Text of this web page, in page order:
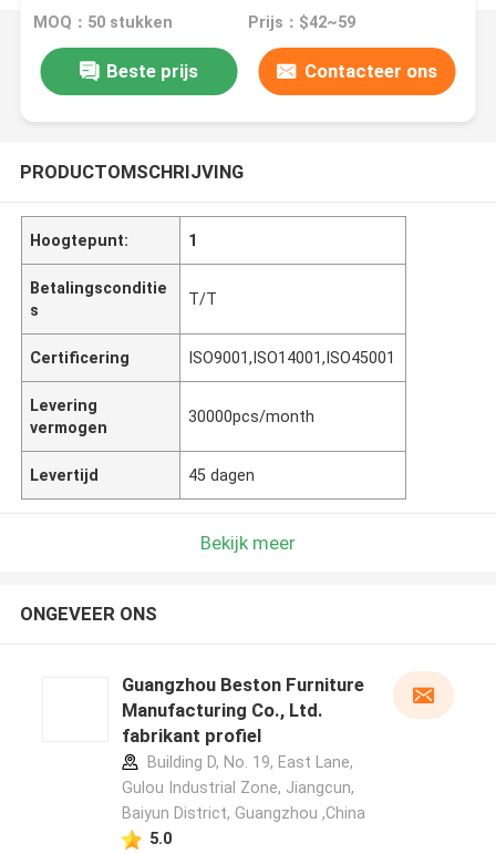
MOQ：50 stukken Prijs：$42~59
Beste prijs Contacteer ons
PRODUCTOMSCHRIJVING
Hoogtepunt: 1
Betalingsconditie
s
T/T
Certificering ISO9001,ISO14001,ISO45001
Levering
vermogen
30000pcs/month
Levertijd 45 dagen
Bekijk meer
ONGEVEER ONS
Guangzhou Beston Furniture
Manufacturing Co., Ltd.
fabrikant profiel
Building D, No. 19, East Lane,
Gulou Industrial Zone, Jiangcun,
Baiyun District, Guangzhou ,China
5.0